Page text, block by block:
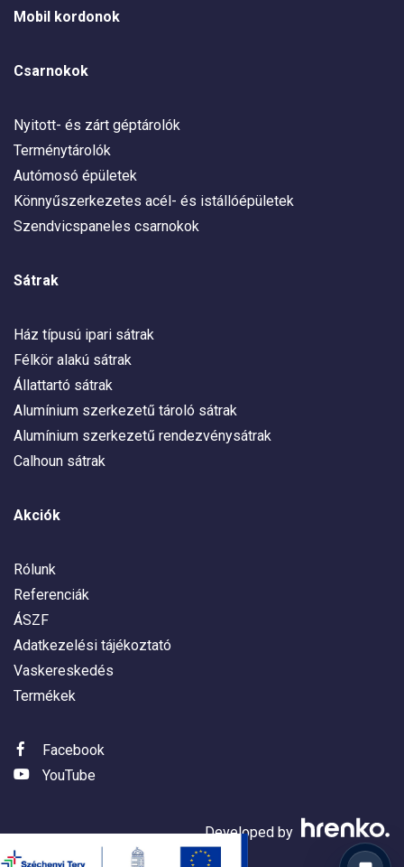
Mobil kordonok
Csarnokok
Nyitott- és zárt géptárolók
Terménytárolók
Autómosó épületek
Könnyűszerkezetes acél- és istállóépületek
Szendvicspaneles csarnokok
Sátrak
Ház típusú ipari sátrak
Félkör alakú sátrak
Állattartó sátrak
Alumínium szerkezetű tároló sátrak
Alumínium szerkezetű rendezvénysátrak
Calhoun sátrak
Akciók
Rólunk
Referenciák
ÁSZF
Adatkezelési tájékoztató
Vaskereskedés
Termékek
Facebook
YouTube
Developed by